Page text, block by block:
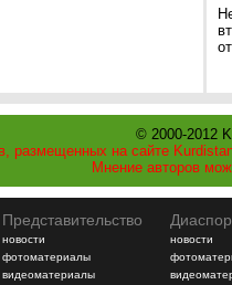
© 2000-2012
размещенных на сайте
Мнение авторов
Представительство
новости
фотоматериалы
видеоматериалы
новости